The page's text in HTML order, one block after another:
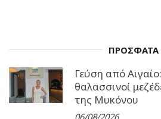
ΠΡΟΣΦΑΤΑ
Γεύση από
θαλασσινοί
της Μυκόνου